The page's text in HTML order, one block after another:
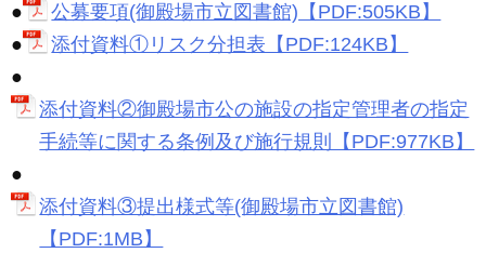
●
公募要項(御殿場市立図書館)【PDF:505KB】
●
添付資料①リスク分担表【PDF:124KB】
●
添付資料②御殿場市公の施設の指定管理者の指定
手続等に関する条例及び施行規則【PDF:977KB】
●
添付資料③提出様式等(御殿場市立図書館)
【PDF:1MB】